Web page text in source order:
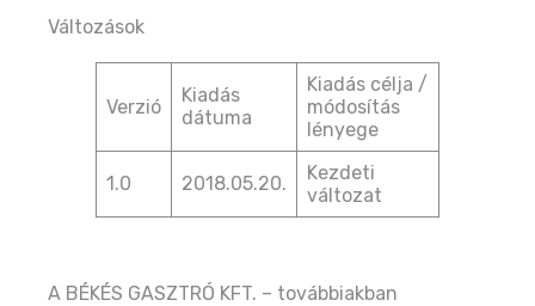
Változások
Verzió
Kiadás
dátuma
Kiadás célja /
módosítás
lényege
1.0 2018.05.20.
Kezdeti
változat
A BÉKÉS GASZTRÓ KFT. – továbbiakban